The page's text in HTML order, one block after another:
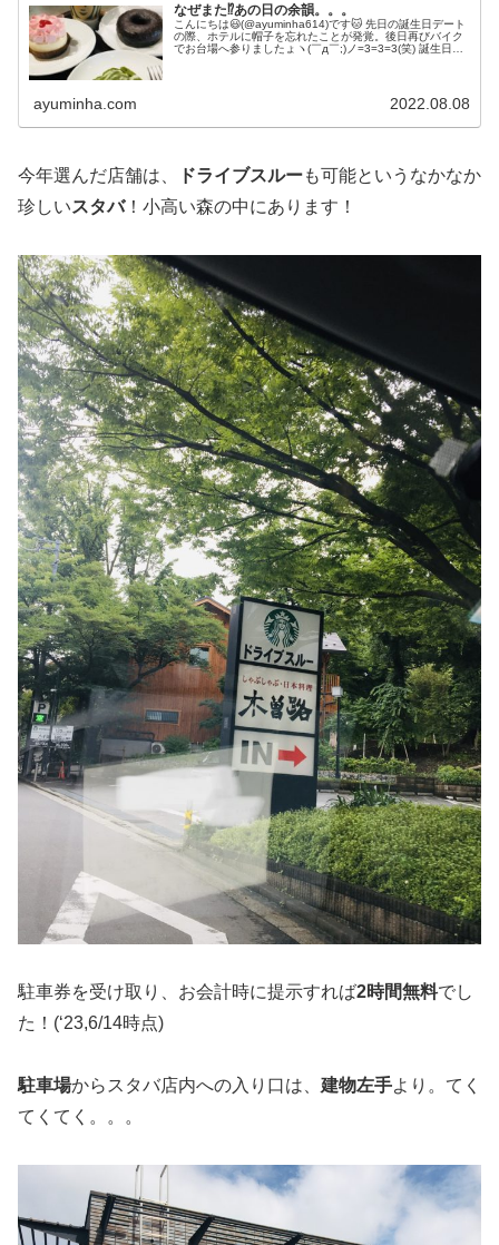
なぜまた⁉︎あの日の余韻。。。
こんにちは😃(@ayuminha614)です🐱 先日の誕生日デート
の際、ホテルに帽子を忘れたことが発覚。後日再びバイク
でお台場へ参りましたょヽ(￣д￣;)ノ=3=3=3(笑) 誕生日デ
ayuminha.com 2022.08.08
今年選んだ店舗は、 ドライブスルーも可能というなかなか
珍しいスタバ！小高い森の中にあります！
駐車券を受け取り、お会計時に提示すれば2時間無料でし
た！(‘23,6/14時点)
駐車場からスタバ店内への入り口は、 建物左手より。てく
てくてく。。。